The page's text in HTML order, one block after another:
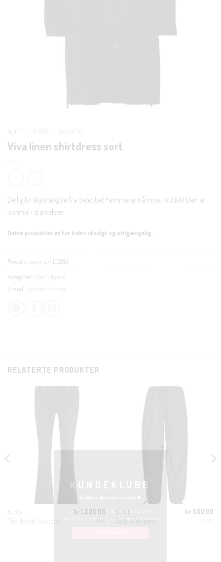
Viva linen shirtdress sort
Deilig lin skjortekjole fra Selected Femme er nå inne i butikk! Den er
normal i størrelsen
Dette produktet er for tiden utsolgt og utilgjengelig.
Produktnummer: 102891
Kategorier: Klær Skjorte
Brand: Selected Femme
RELATERTE PRODUKTER
BUKSE
The dekota bootcut
kr1,200.00
MEW
BUKSE
Sally wide pant
kr 500.00
KUNDEKLUBB
En liten velkomstgave til deg! ❤️
Bli en del av Nora-familien i dag. Som medlem får du 10%
rabatt på din første handel og eksklusive fordeler rett i lomma.